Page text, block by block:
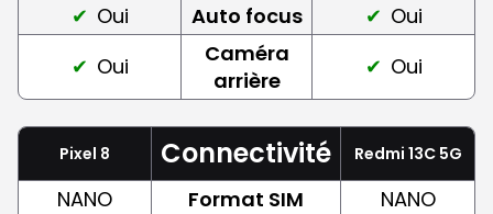
Oui
Auto focus
Oui
Oui
Caméra
arrière
Oui
Pixel 8 Connectivité Redmi 13C 5G
NANO Format SIM
NANO